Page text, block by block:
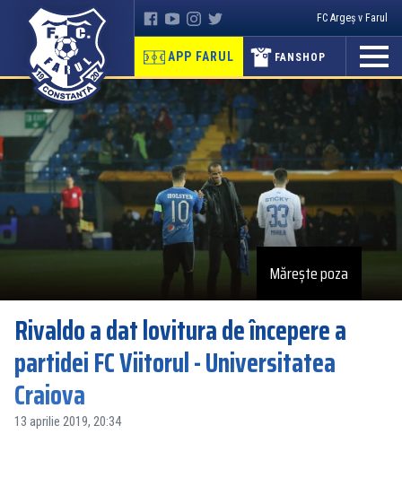
FC Argeș v Farul
APP FARUL FANSHOP
Mărește poza
Rivaldo a dat lovitura de începere a
partidei FC Viitorul - Universitatea
Craiova
13 aprilie 2019, 20:34